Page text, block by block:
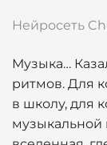
Нейросеть
Музыка…
ритмов. Для
в школу, для
музыкальной